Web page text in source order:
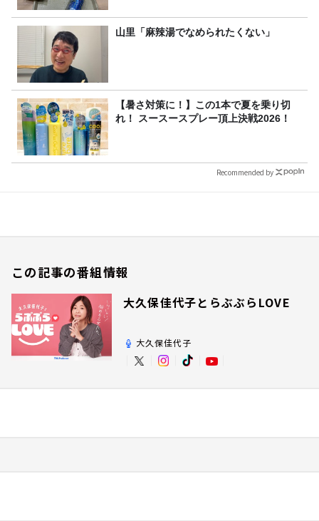
山里「麻辣湯でなめられたくない」
【暑さ対策に！】この1本で夏を乗り切
れ！ スースースプレー頂上決戦2026！
Recommended by
この記事の番組情報
大久保佳代子とらぶぶらLOVE
大久保佳代子